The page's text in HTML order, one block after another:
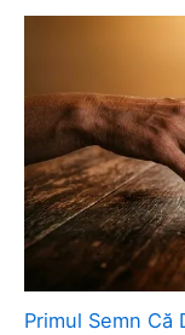
Primul Semn Că